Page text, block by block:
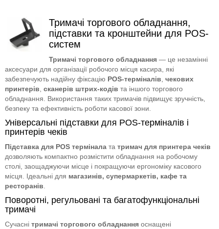
Тримачі торгового обладнання,
підставки та кронштейни для POS-
систем
Тримачі торгового обладнання — це незамінні
аксесуари для організації робочого місця касира, які
забезпечують надійну фіксацію POS-терміналів, чекових
принтерів, сканерів штрих-кодів та іншого торгового
обладнання. Використання таких тримачів підвищує зручність,
безпеку та ефективність роботи касової зони.
Універсальні підставки для POS-терміналів і
принтерів чеків
Підставка для POS термінала та тримач для принтера чеків
дозволяють компактно розмістити обладнання на робочому
столі, заощаджуючи місце і покращуючи ергономіку касового
місця. Ідеальні для магазинів, супермаркетів, кафе та
ресторанів.
Поворотні, регульовані та багатофункціональні
тримачі
Сучасні тримачі торгового обладнання оснащені